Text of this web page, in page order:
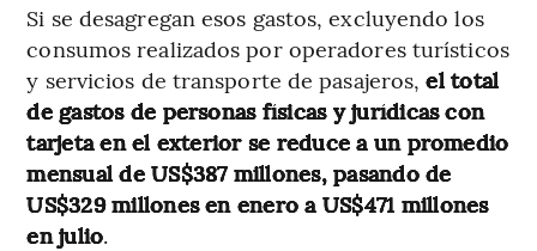
Si se desagregan esos gastos, excluyendo los
consumos realizados por operadores turísticos
y servicios de transporte de pasajeros,el total
de gastos de personas físicas y jurídicas con
tarjeta en el exterior se reduce a un promedio
mensual de US$387 millones, pasando de
US$329 millones en enero a US$471 millones
en julio.